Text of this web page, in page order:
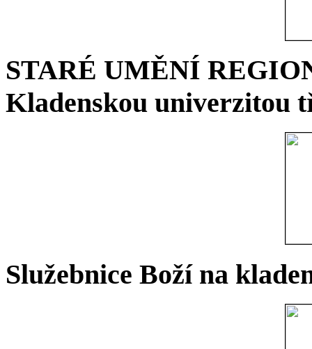
STARÉ UMĚNÍ
Kladenskou univerzitou
Služebnice Boží na